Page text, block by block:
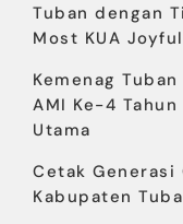
Tuban dengan
Most KUA
Kemenag
AMI Ke-4
Utama
Cetak
Kabupaten